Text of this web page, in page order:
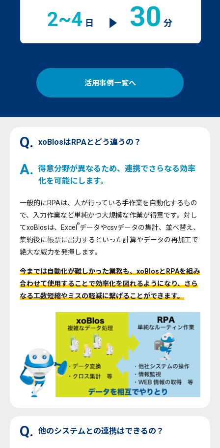
2~4 日 30 分
活用事例一覧へ
Q. xoBlosはRPAとどう違うの？
A. 得意分野が異なるため、連携でさらなる効率
化を可能にします。
一般的にRPAは、人が行っている手作業を自動化するもの
で、入力作業など単純かつ大規模な作業が得意です。対し
てxoBlosは、Excel ®データやcsvデータの集計、並べ替え、
集約後に帳票に出力するといった計算やデータの再加工で
絶大な威力を発揮します。
今までは自動化が難しかった業務も、xoBlosとRPAを組み
合わせて使用することで効率化を図れるようになり、さら
なる工数短縮やミスの軽減に繋げることができます。
Q. 他のシステムとの連携はできるの？